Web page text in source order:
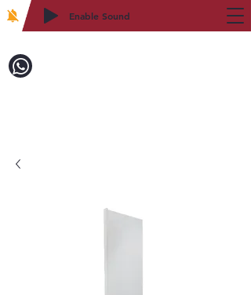
Enable Sound